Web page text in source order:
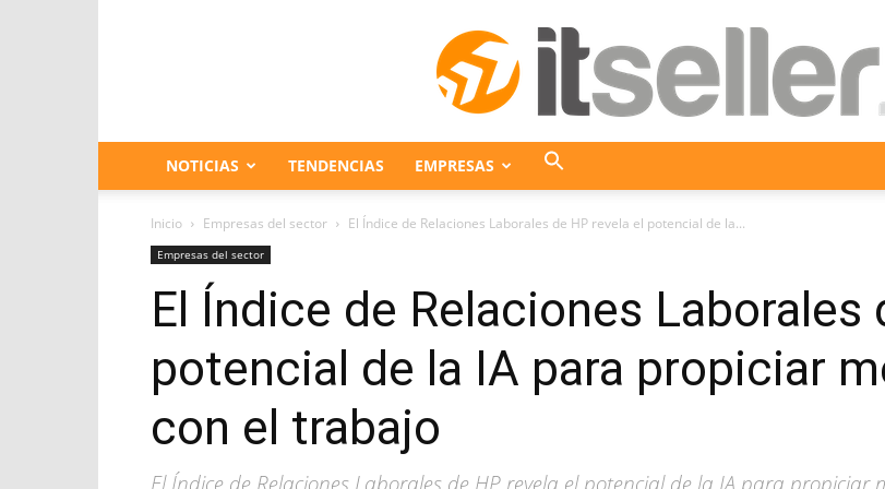
ITseller
Colombia
NOTICIAS TENDENCIAS EMPRESAS
Inicio Empresas del sector El Índice de Relaciones Laborales de HP revela el potencial de la...
Empresas del sector
El Índice de Relaciones Laborales
potencial de la IA para propiciar
con el trabajo